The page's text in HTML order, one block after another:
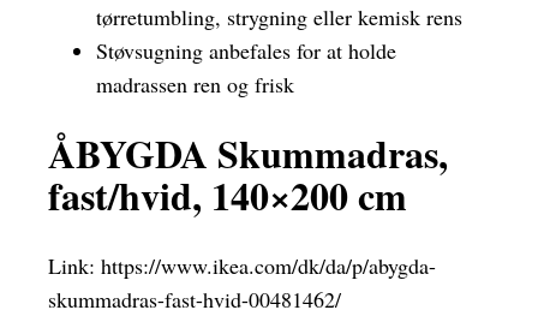
tørretumbling, strygning eller kemisk rens
Støvsugning anbefales for at holde
madrassen ren og frisk
ÅBYGDA Skummadras,
fast/hvid, 140×200 cm
Link: https://www.ikea.com/dk/da/p/abygda-
skummadras-fast-hvid-00481462/